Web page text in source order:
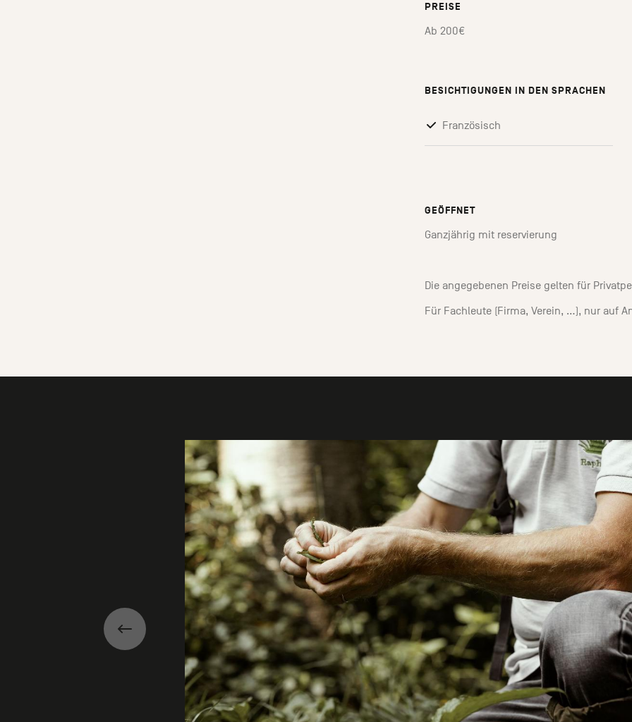
PREISE
Ab 200€
BESICHTIGUNGEN IN DEN SPRACHEN
Französisch
GEÖFFNET
Ganzjährig mit reservierung
Die angegebenen Preise gelten für
Für Fachleute (Firma, Verein, ...), nur auf
Précédent